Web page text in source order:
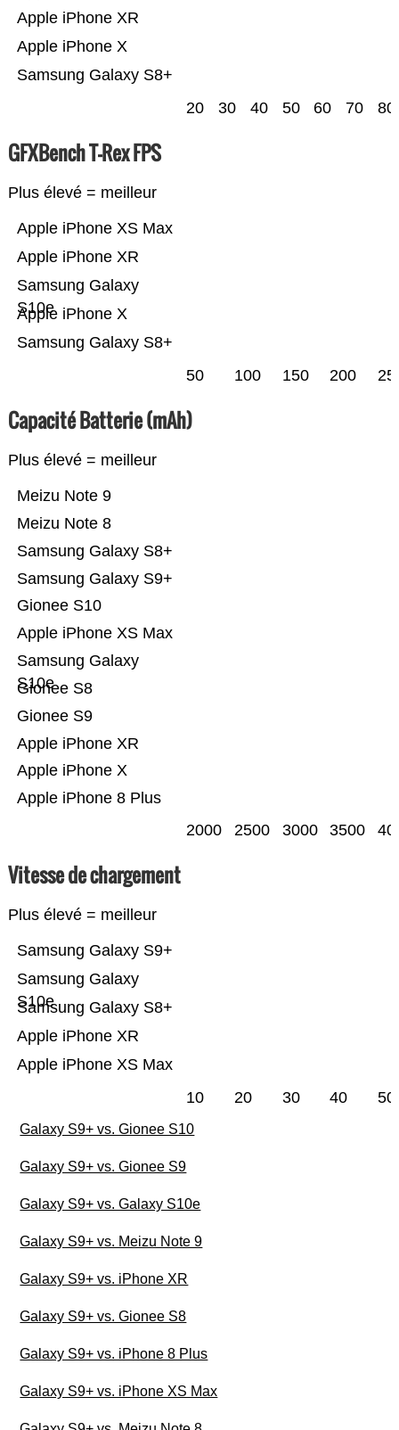
Samsung Galaxy S8+
Apple iPhone X
Apple iPhone XR
20 30 40 50 60 70 80
GFXBench T-Rex FPS
Plus élevé = meilleur
Samsung Galaxy S8+
Apple iPhone X
Samsung Galaxy
S10e
Apple iPhone XR
Apple iPhone XS Max
50 100 150 200
Capacité Batterie (mAh)
Plus élevé = meilleur
Apple iPhone 8 Plus
Apple iPhone X
Apple iPhone XR
Gionee S9
Gionee S8
Samsung Galaxy
S10e
Apple iPhone XS Max
Gionee S10
Samsung Galaxy S9+
Samsung Galaxy S8+
Meizu Note 8
Meizu Note 9
2000 2500 3000 3500
Vitesse de chargement
Plus élevé = meilleur
Apple iPhone XS Max
Apple iPhone XR
Samsung Galaxy S8+
Samsung Galaxy
S10e
Samsung Galaxy S9+
10 20 30 40 50
Galaxy S9+ vs. Gionee S10
Galaxy S9+ vs. Gionee S9
Galaxy S9+ vs. Galaxy S10e
Galaxy S9+ vs. Meizu Note 9
Galaxy S9+ vs. iPhone XR
Galaxy S9+ vs. Gionee S8
Galaxy S9+ vs. iPhone 8 Plus
Galaxy S9+ vs. iPhone XS Max